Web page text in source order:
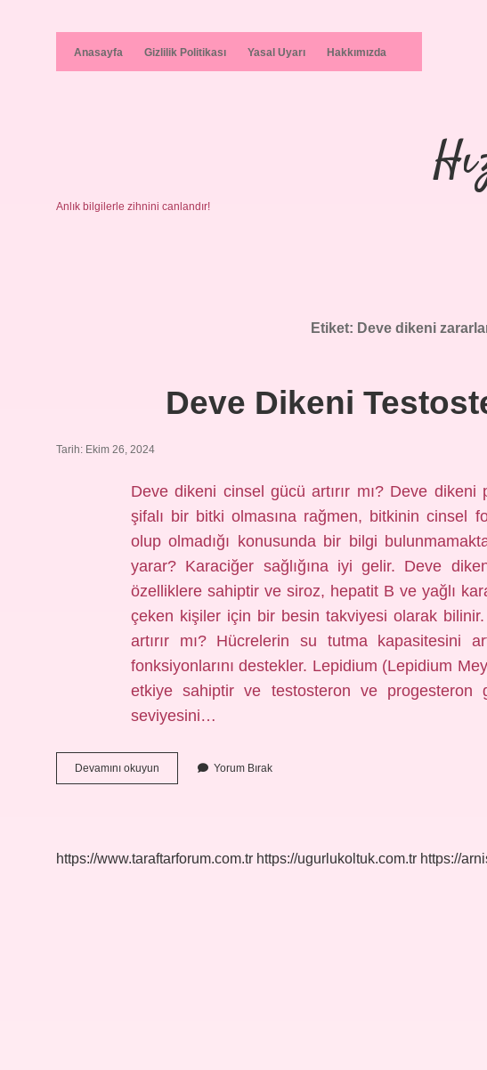
Anasayfa Gizlilik Politikası Yasal Uyarı Hakkımızda
Anlık bilgilerle zihnini canlandır!
Etiket: Deve dikeni
Deve Dikeni
Tarih: Ekim 26, 2024
Deve dikeni cinsel gücü artırır mı? Deve
şifalı bir bitki olmasına rağmen, bitkinin cinsel
olup olmadığı konusunda bir bilgi
yarar? Karaciğer sağlığına iyi gelir. Deve
özelliklere sahiptir ve siroz, hepatit B ve yağlı
çeken kişiler için bir besin takviyesi olarak
artırır mı? Hücrelerin su tutma kapasitesini
fonksiyonlarını destekler. Lepidium (Lepidium
etkiye sahiptir ve testosteron ve progesteron
seviyesini…
Devamını okuyun
Dikeni
Yorum Bırak
https://www.taraftarforum.com.tr https://ugurlukoltuk.com.tr https://